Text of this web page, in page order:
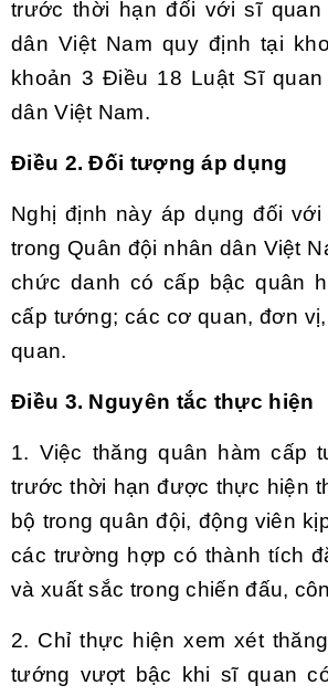
trước thời hạn đối với sĩ quan
dân Việt Nam quy định tại
khoản 3 Điều 18 Luật Sĩ
dân Việt Nam.
Điều 2. Đối tượng áp dụng
Nghị định này áp dụng đối
trong Quân đội nhân dân Việt
chức danh có cấp bậc quân
cấp tướng; các cơ quan, đơn
quan.
Điều 3. Nguyên tắc thực hiện
1. Việc thăng quân hàm cấp
trước thời hạn được thực hiện
bộ trong quân đội, động viên
các trường hợp có thành tích
và xuất sắc trong chiến đấu,
2. Chỉ thực hiện xem xét
tướng vượt bậc khi sĩ quan